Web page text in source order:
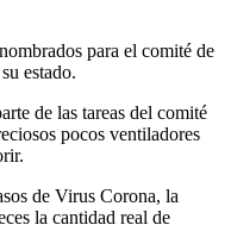
para el comité de
estado.
de las tareas del comité
pocos ventiladores
de Virus Corona, la
la cantidad real de